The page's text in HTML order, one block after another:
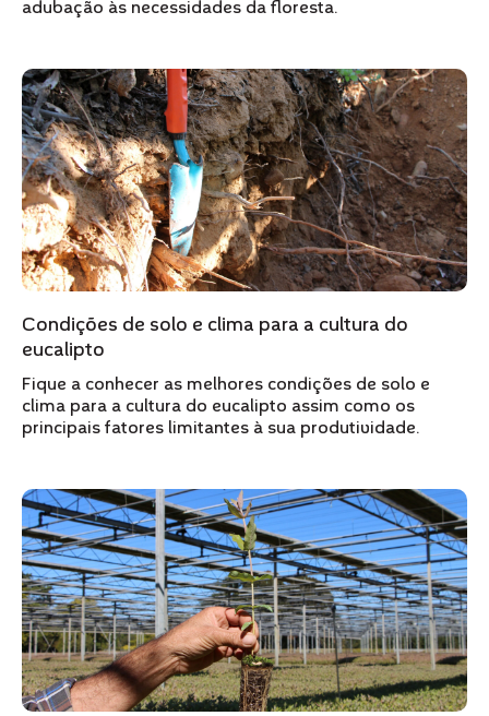
adubação às necessidades da floresta.
Condições de solo e clima para a cultura do
eucalipto
Fique a conhecer as melhores condições de solo e
clima para a cultura do eucalipto assim como os
principais fatores limitantes à sua produtividade.